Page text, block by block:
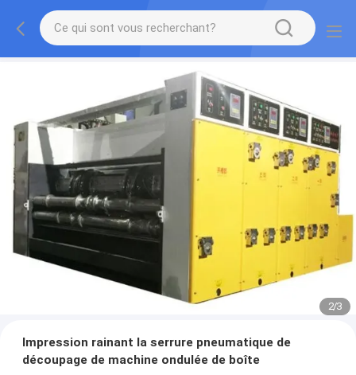
2/3
Impression rainant la serrure pneumatique de
découpage de machine ondulée de boîte